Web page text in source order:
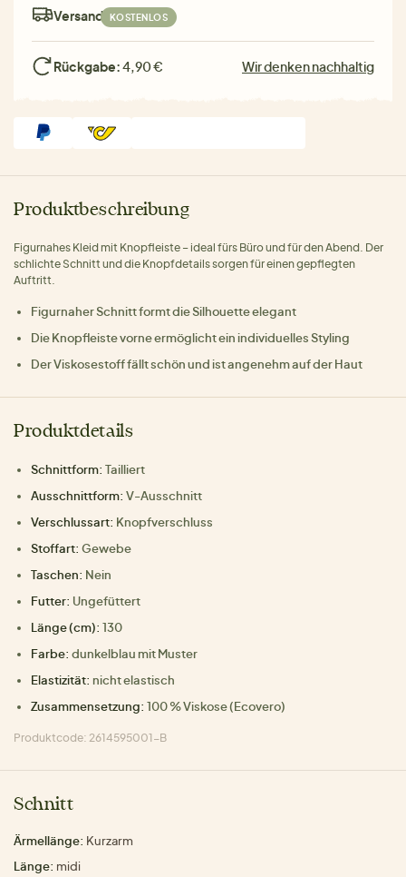
Versand: KOSTENLOS
Rückgabe:4,90 € Wir denken nachhaltig
Produktbeschreibung
Figurnahes Kleid mit Knopfleiste – ideal fürs Büro und für den Abend. Der
schlichte Schnitt und die Knopfdetails sorgen für einen gepflegten
Auftritt.
Figurnaher Schnitt formt die Silhouette elegant
Die Knopfleiste vorne ermöglicht ein individuelles Styling
Der Viskosestoff fällt schön und ist angenehm auf der Haut
Produktdetails
Schnittform: Tailliert
Ausschnittform: V-Ausschnitt
Verschlussart: Knopfverschluss
Stoffart: Gewebe
Taschen: Nein
Futter: Ungefüttert
Länge (cm): 130
Farbe: dunkelblau mit Muster
Elastizität: nicht elastisch
Zusammensetzung: 100 % Viskose (Ecovero)
Produktcode: 2614595001-B
Schnitt
Ärmellänge: Kurzarm
Länge: midi